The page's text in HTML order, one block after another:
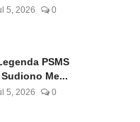
5, 2026 0
PSMS
Me...
5, 2026 0